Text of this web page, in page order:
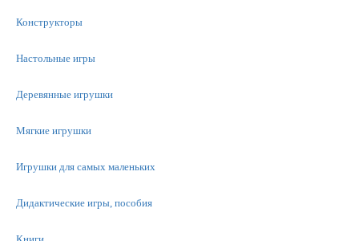
Конструкторы
Настольные игры
Деревянные игрушки
Мягкие игрушки
Игрушки для самых маленьких
Дидактические игры, пособия